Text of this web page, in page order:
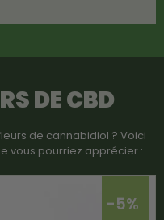
DE CBD
de cannabidiol ? Voici
vous pourriez apprécier :
-5%